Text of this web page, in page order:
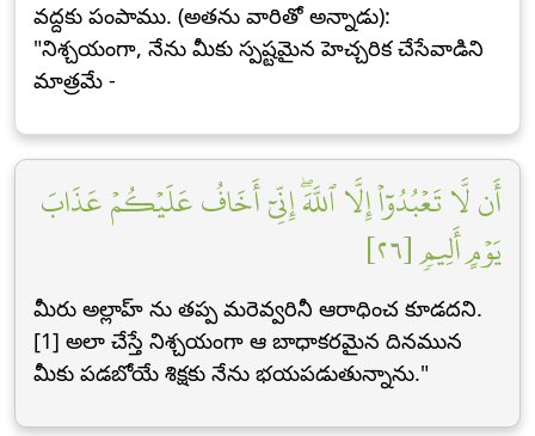
వద్దకు పంపాము. (అతను వారితో అన్నాడు):
"నిశ్చయంగా, నేను మీకు స్పష్టమైన హెచ్చరిక చేసేవాడిని
మాత్రమే -
أَن لَّا تَعۡبُدُوٓاْ إِلَّا ٱللَّهَۖ إِنِّيٓ أَخَافُ عَلَيۡكُمۡ عَذَابَ
يَوۡمٍ أَلِيمٖ [٢٦]
మీరు అల్లాహ్ ను తప్ప మరెవ్వరినీ ఆరాధించ కూడదని.
[1] అలా చేస్తే నిశ్చయంగా ఆ బాధాకరమైన దినమున
మీకు పడబోయే శిక్షకు నేను భయపడుతున్నాను."